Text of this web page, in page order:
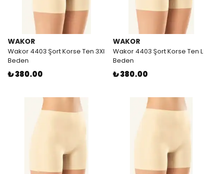
WAKOR
Wakor 4403 Şort Korse Ten 3Xl
Beden
₺ 380.00
WAKOR
Wakor 4403 Şort Korse Ten L
Beden
₺ 380.00